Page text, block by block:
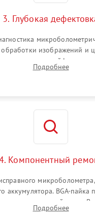
3. Глубокая
обработки изображений и
шлейфов,
Выявление сгоревших
Подробнее
Компонентный
аккумулятора. BGA-пайка
на материнской плате.
кнопок, замена
Подробнее